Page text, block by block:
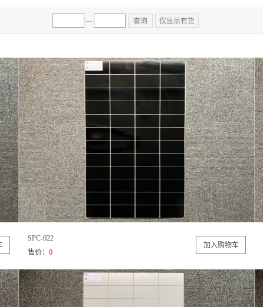
— 查询 仅显示有货
SPC-022
售价： 0